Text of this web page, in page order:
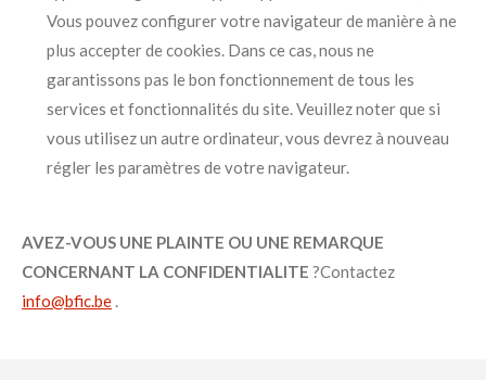
Vous pouvez configurer votre navigateur de manière à ne
plus accepter de cookies. Dans ce cas, nous ne
garantissons pas le bon fonctionnement de tous les
services et fonctionnalités du site. Veuillez noter que si
vous utilisez un autre ordinateur, vous devrez à nouveau
régler les paramètres de votre navigateur.
AVEZ-VOUS UNE PLAINTE OU UNE REMARQUE
CONCERNANT LA CONFIDENTIALITE ?Contactez
info@bfic.be .